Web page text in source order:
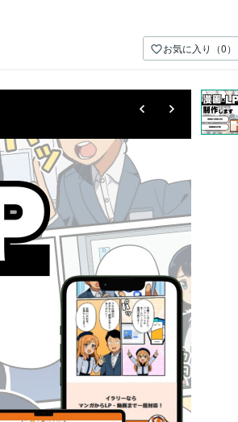
お気に入り（0）